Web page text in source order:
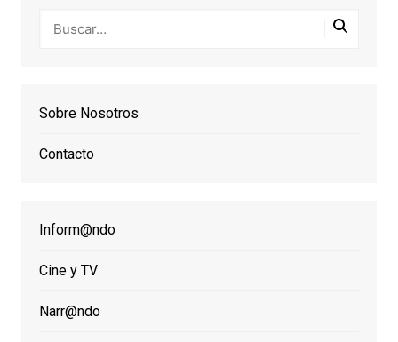
Sobre Nosotros
Contacto
Inform@ndo
Cine y TV
Narr@ndo